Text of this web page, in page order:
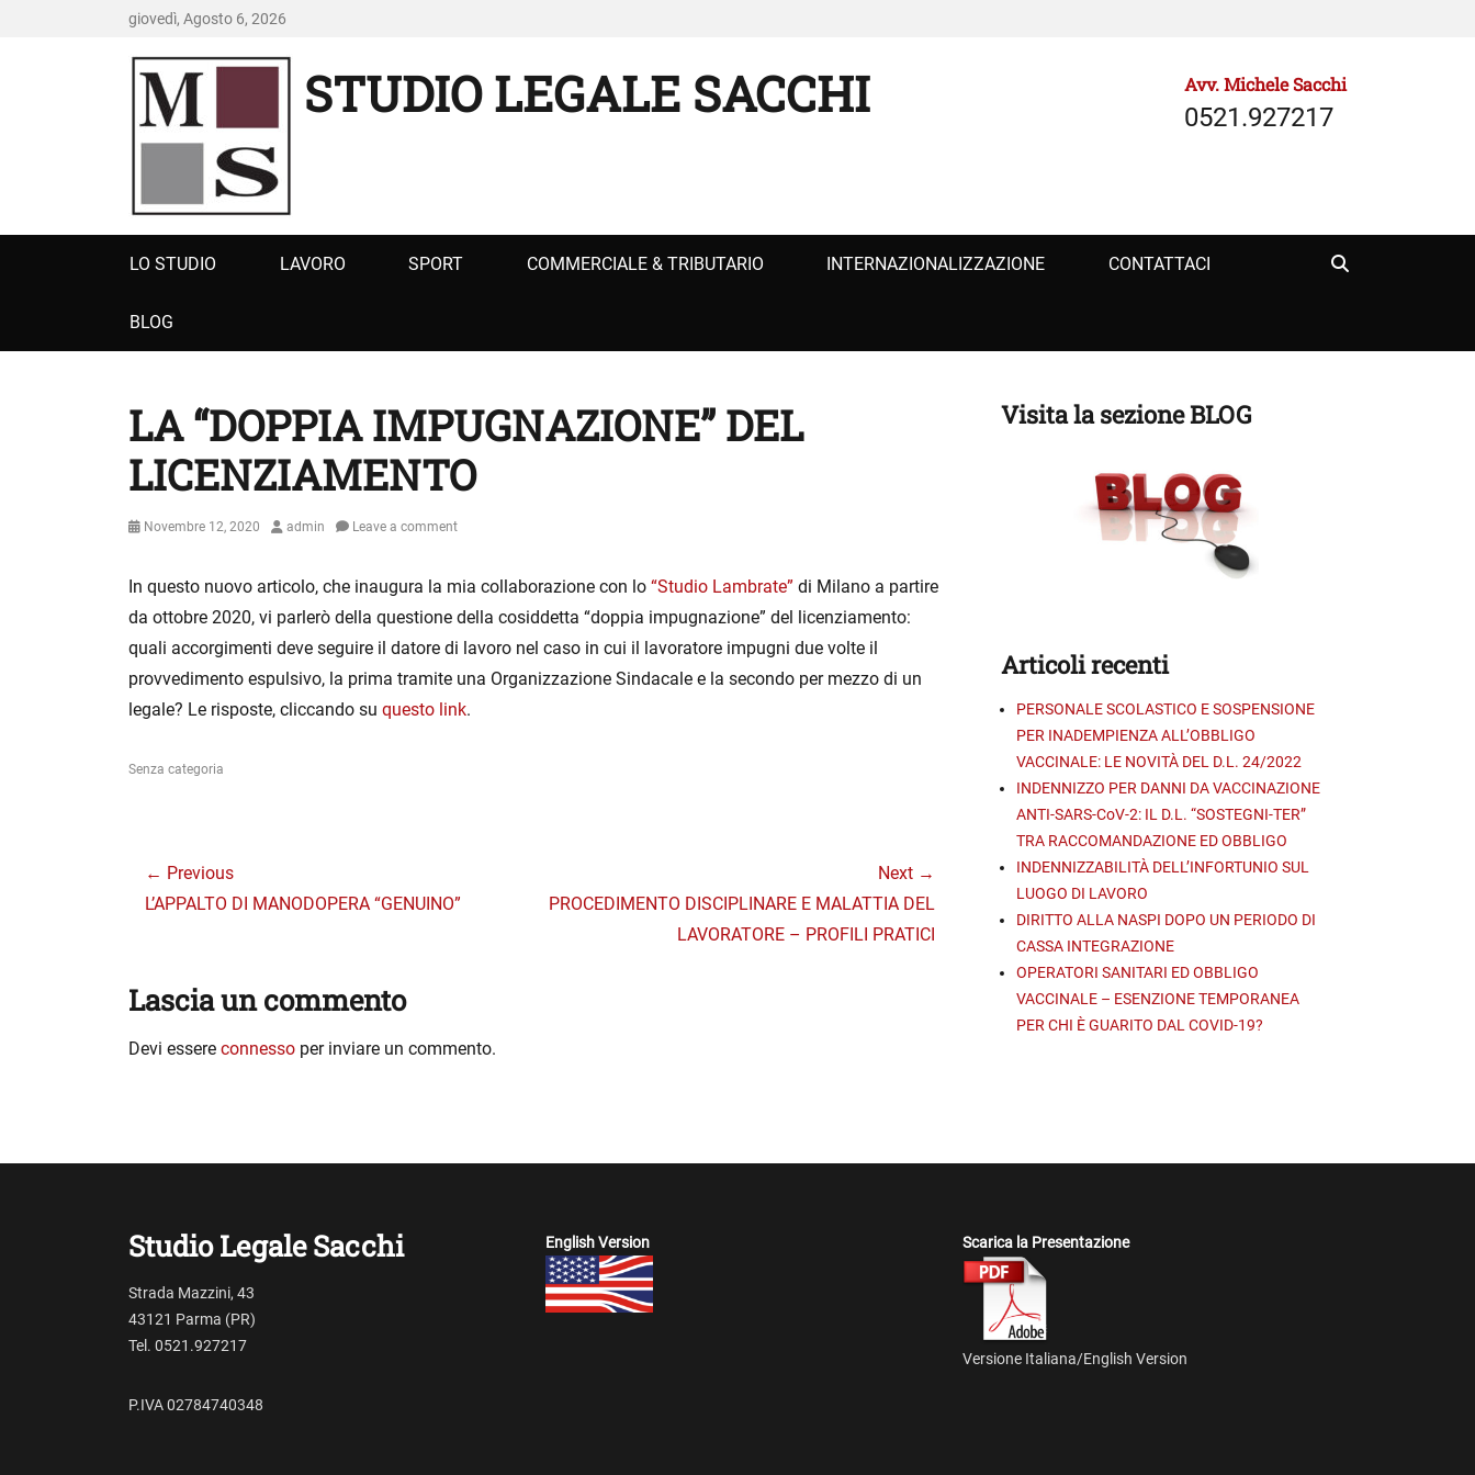
giovedì, Agosto 6, 2026
STUDIO LEGALE SACCHI Avv. Michele Sacchi
0521.927217
Primary
LO STUDIO LAVORO SPORT COMMERCIALE & TRIBUTARIO INTERNAZIONALIZZAZIONE CONTATTACI
BLOG
LA “DOPPIA IMPUGNAZIONE” DEL
LICENZIAMENTO
Posted
Novembre 12, 2020 Author
admin Leave a comment
In questo nuovo articolo, che inaugura la mia collaborazione con lo “Studio Lambrate” di Milano a partire
da ottobre 2020, vi parlerò della questione della cosiddetta “doppia impugnazione” del licenziamento:
quali accorgimenti deve seguire il datore di lavoro nel caso in cui il lavoratore impugni due volte il
provvedimento espulsivo, la prima tramite una Organizzazione Sindacale e la secondo per mezzo di un
legale? Le risposte, cliccando su questo link.
Categories
Senza categoria
articoli
← Previous
Previous
L’APPALTO DI MANODOPERA “GENUINO”
Next →
Next
PROCEDIMENTO DISCIPLINARE E MALATTIA DEL
LAVORATORE – PROFILI PRATICI
Lascia un commento
Devi essere connesso per inviare un commento.
Visita la sezione BLOG
Articoli recenti
PERSONALE SCOLASTICO E SOSPENSIONE
PER INADEMPIENZA ALL’OBBLIGO
VACCINALE: LE NOVITÀ DEL D.L. 24/2022
INDENNIZZO PER DANNI DA VACCINAZIONE
ANTI-SARS-CoV-2: IL D.L. “SOSTEGNI-TER”
TRA RACCOMANDAZIONE ED OBBLIGO
INDENNIZZABILITÀ DELL’INFORTUNIO SUL
LUOGO DI LAVORO
DIRITTO ALLA NASPI DOPO UN PERIODO DI
CASSA INTEGRAZIONE
OPERATORI SANITARI ED OBBLIGO
VACCINALE – ESENZIONE TEMPORANEA
PER CHI È GUARITO DAL COVID-19?
Studio Legale Sacchi
Strada Mazzini, 43
43121 Parma (PR)
Tel. 0521.927217
P.IVA 02784740348
English Version Scarica la Presentazione
Versione Italiana/English Version